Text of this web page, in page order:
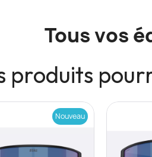
Tous vos
produits
Nouveau